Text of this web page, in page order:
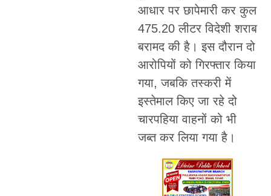
आधार पर छापेमारी कर कुल
475.20 लीटर विदेशी शराब
बरामद की है। इस दौरान दो
आरोपियों को गिरफ्तार किया
गया, जबकि तस्करी में
इस्तेमाल किए जा रहे दो
चारपहिया वाहनों को भी
जब्त कर लिया गया है।